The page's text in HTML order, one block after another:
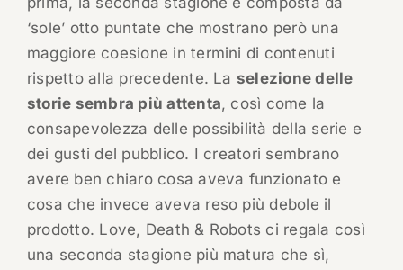
‘sole’ otto puntate che mostrano però una
maggiore coesione in termini di contenuti
rispetto alla precedente. La selezione delle
storie sembra più attenta, così come la
consapevolezza delle possibilità della serie e
dei gusti del pubblico. I creatori sembrano
avere ben chiaro cosa aveva funzionato e
cosa che invece aveva reso più debole il
prodotto. Love, Death & Robots ci regala così
una seconda stagione più matura che sì,